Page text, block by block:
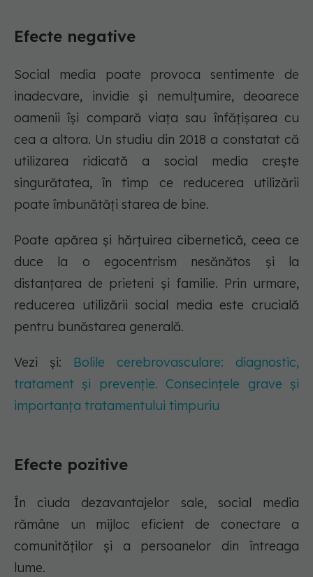
Efecte negative
Social media poate provoca sentimente de
inadecvare, invidie și nemulțumire, deoarece
oamenii își compară viața sau înfățișarea cu
cea a altora. Un studiu din 2018 a constatat că
utilizarea ridicată a social media crește
singurătatea, în timp ce reducerea utilizării
poate îmbunătăți starea de bine.
Poate apărea și hărțuirea cibernetică, ceea ce
duce la o egocentrism nesănătos și la
distanțarea de prieteni și familie. Prin urmare,
reducerea utilizării social media este crucială
pentru bunăstarea generală.
Vezi și: Bolile cerebrovasculare: diagnostic,
tratament și prevenție. Consecințele grave și
importanța tratamentului timpuriu
Efecte pozitive
În ciuda dezavantajelor sale, social media
rămâne un mijloc eficient de conectare a
comunităților și a persoanelor din întreaga
lume.